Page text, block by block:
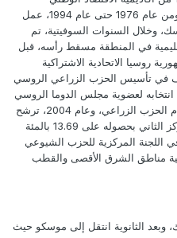
الروسية، ويحمل دكتوراه في الاقتصاد، ومن عام 1976 حتى عام 1994، عمل
وخلال السنوات السوفيتية، تم
في المنطقة مسقط رأسه، قبل
جمهورية روسيا الاتحادية الاشتراكية
خاريتونوف في تأسيس الحزب الزراعي الروسي
لعضوية مجلس الدوما الروسي
للمرة الأولى. وفي عام 1999 بعد انقسام الحزب الزراعي، وعام 2004، ترشح
لرئاسة روسيا للمرة الأولى، واحتل المركز الثاني بحصوله على 13.69 بالمئة
أصبح عضوا في اللجنة المركزية للحزب الشيوعي
لتنمية مناطق الشرق الأقصى والقطب
في سمولينسك، وبعد الثانوية انتقل إلى موسكو حيث